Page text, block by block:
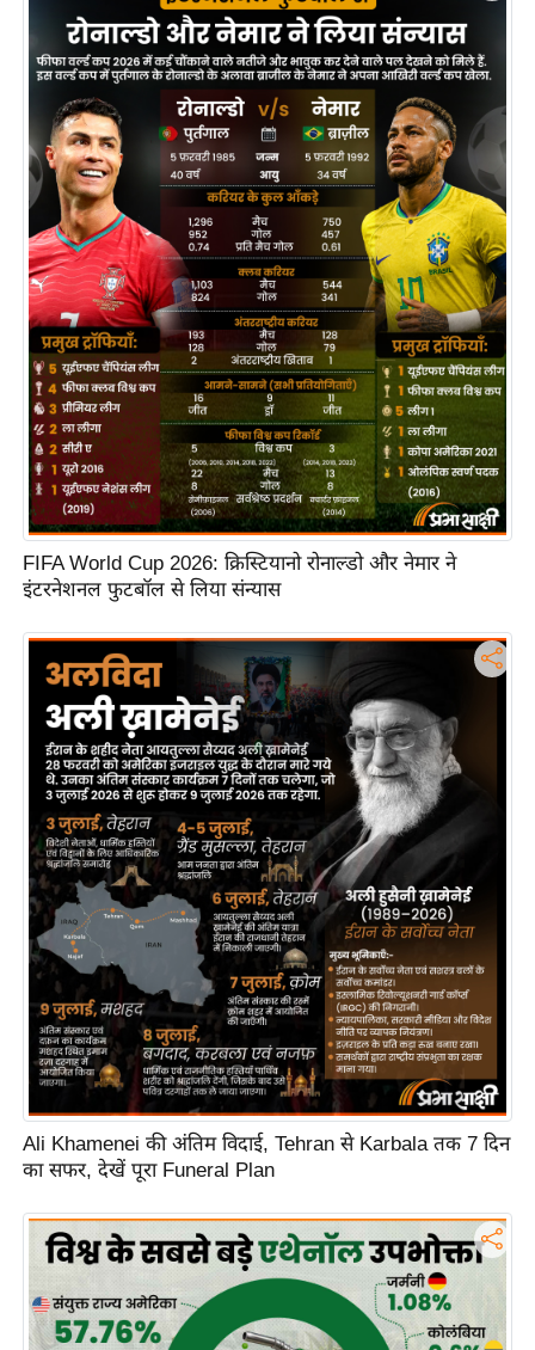
FIFA World Cup 2026: क्रिस्टियानो रोनाल्डो और नेमार ने
इंटरनेशनल फुटबॉल से लिया संन्यास
Ali Khamenei की अंतिम विदाई, Tehran से Karbala तक 7 दिन
का सफर, देखें पूरा Funeral Plan